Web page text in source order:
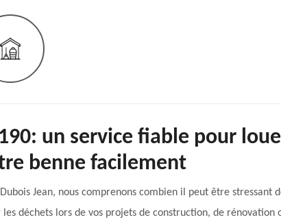
un service fiable pour
benne facilement
Jean, nous comprenons combien il peut être stressant
les déchets lors de vos projets de construction, de rénovation